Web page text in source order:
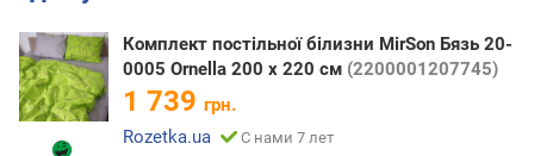
Комплект постільної білизни MirSon Бязь 20-
0005 Ornella 200 x 220 см (2200001207745)
1 739 грн.
Rozetka.ua
С нами 7 лет